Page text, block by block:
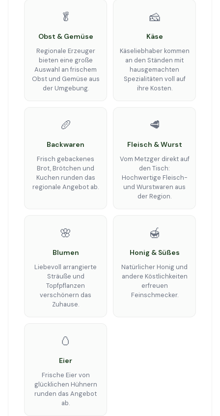
🥬
Obst & Gemüse
Regionale Erzeuger
bieten eine große
Auswahl an frischem
Obst und Gemüse aus
der Umgebung.
🧀
Käse
Käseliebhaber kommen
an den Ständen mit
hausgemachten
Spezialitäten voll auf
ihre Kosten.
🥖
Backwaren
Frisch gebackenes
Brot, Brötchen und
Kuchen runden das
regionale Angebot ab.
🥩
Fleisch & Wurst
Vom Metzger direkt auf
den Tisch:
Hochwertige Fleisch-
und Wurstwaren aus
der Region.
🌸
Blumen
Liebevoll arrangierte
Sträuße und
Topfpflanzen
verschönern das
Zuhause.
🍯
Honig & Süßes
Natürlicher Honig und
andere Köstlichkeiten
erfreuen
Feinschmecker.
🥚
Eier
Frische Eier von
glücklichen Hühnern
runden das Angebot
ab.